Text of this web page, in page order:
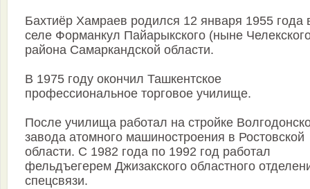
Бахтиёр Хамраев родился 12 января 1955 года
селе Форманкул Пайарыкского (ныне
района Самаркандской области.
В 1975 году окончил Ташкентское
профессиональное торговое училище.
После училища работал на стройке
завода атомного машиностроения в Ростовской
области. С 1982 года по 1992 год работал
фельдъегерем Джизакского областного
спецсвязи.